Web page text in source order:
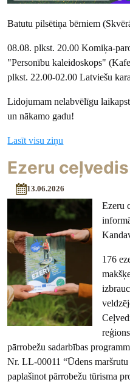
Batutu pilsētiņa bērniem
08.08. plkst. 20.00 Komiķa-
"Personību kaleidoskops"
plkst. 22.00-02.00 Latviešu
Lidojumam nelabvēlīgu
un nākamo gadu!
Lasīt visu ziņu
Ezeru
13.06.2026
Ezeru
176
pārrobežu sadarbības
Nr. LL-00011 “Ūdens
paplašinot pārrobežu tūrisma